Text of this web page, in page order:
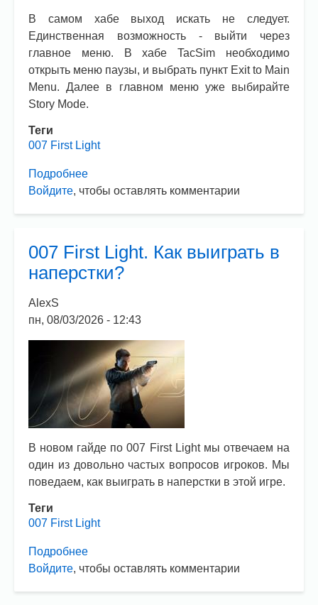
В самом хабе выход искать не следует.
Единственная возможность - выйти через
главное меню. В хабе TacSim необходимо
открыть меню паузы, и выбрать пункт Exit to Main
Menu. Далее в главном меню уже выбирайте
Story Mode.
Теги
007 First Light
Подробнее
007
выйти
из
Войдите, чтобы оставлять комментарии
007 First Light. Как выиграть в
наперстки?
AlexS
пн, 08/03/2026 - 12:43
В новом гайде по 007 First Light мы отвечаем на
один из довольно частых вопросов игроков. Мы
поведаем, как выиграть в наперстки в этой игре.
Теги
007 First Light
Подробнее
007
Войдите, чтобы оставлять комментарии